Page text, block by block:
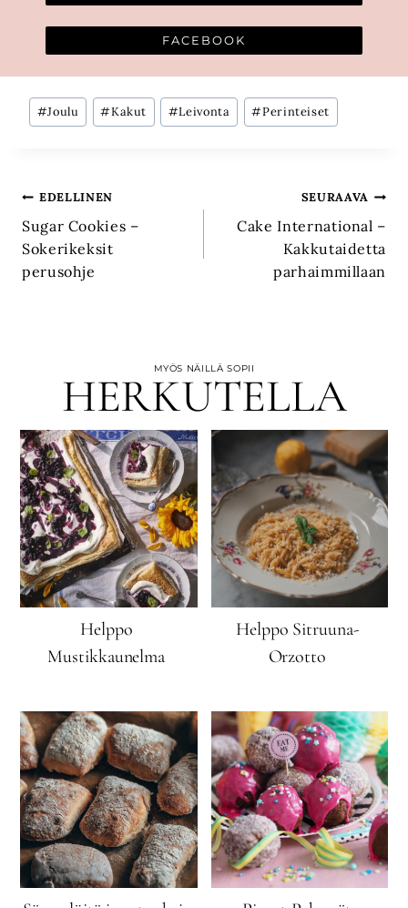
FACEBOOK
Avainsanat:
#Joulu #Kakut #Leivonta #Perinteiset
Artikkelien
selaus
EDELLINEN
Sugar Cookies –
Sokerikeksit
perusohje
SEURAAVA
Cake International –
Kakkutaidetta
parhaimmillaan
MYÖS NÄILLÄ SOPII
HERKUTELLA
Helppo
Mustikkaunelma
Helppo Sitruuna-
Orzotto